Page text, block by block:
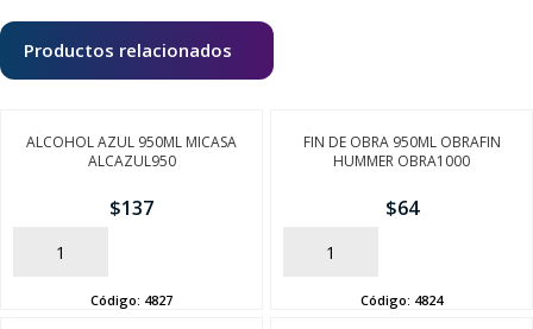
Productos relacionados
ALCOHOL AZUL 950ML MICASA
ALCAZUL950
$137
AÑADIR
Código: 4827
FIN DE OBRA 950ML OBRAFIN
HUMMER OBRA1000
$64
AÑADIR
Código: 4824